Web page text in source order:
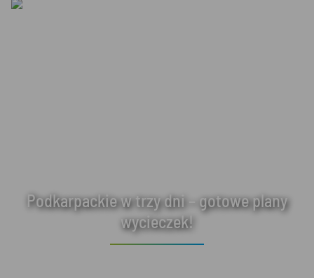
Podkarpackie w trzy dni – gotowe plany
wycieczek!